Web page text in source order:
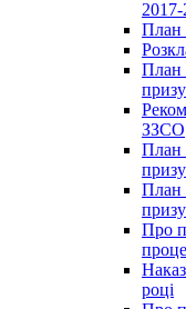
План
План
ЗЗСО
План
План
Про
році